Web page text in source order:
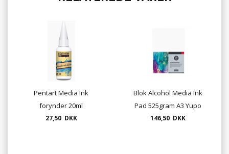
Pentart Media Ink
forynder 20ml
27,50 DKK
Blok Alcohol Media Ink
Pad 525gram A3 Yupo
146,50 DKK